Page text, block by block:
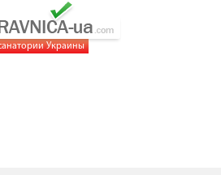
Украины